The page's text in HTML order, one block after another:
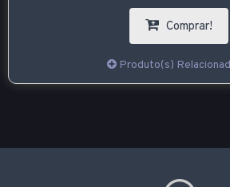
Comprar!
Produto(s)